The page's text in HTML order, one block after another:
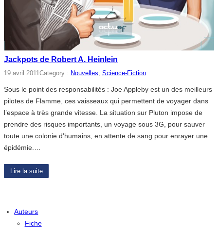
Jackpots de Robert A. Heinlein
19 avril 2011 Category : Nouvelles Science-Fiction
Sous le point des responsabilités : Joe Appleby est un des meilleurs
pilotes de Flamme, ces vaisseaux qui permettent de voyager dans
l’espace à très grande vitesse. La situation sur Pluton impose de
prendre des risques importants, un voyage sous 3G, pour sauver
toute une colonie d’humains, en attente de sang pour enrayer une
épidémie.…
Lire la suite
Auteurs
Fiche